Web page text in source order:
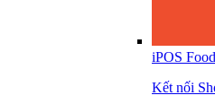
iPOS
Kết nối